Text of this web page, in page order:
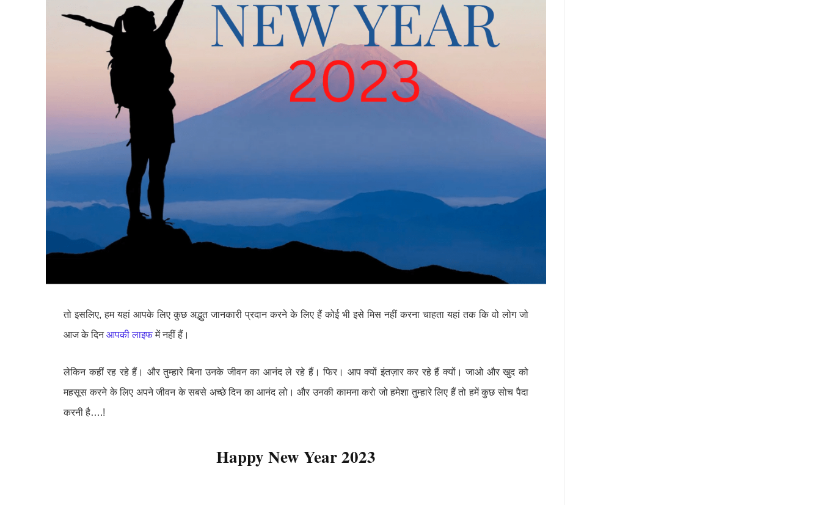
तो इसलिए, हम यहां आपके लिए कुछ अद्भुत जानकारी प्रदान करने के लिए हैं कोई भी इसे मिस नहीं करना चाहता यहां तक ​​कि वो लोग जो
आज के दिनआपकी लाइफमें नहीं हैं।
लेकिन कहीं रह रहे हैं। और तुम्हारे बिना उनके जीवन का आनंद ले रहे हैं। फिर। आप क्यों इंतज़ार कर रहे हैं क्यों। जाओ और खुद को
महसूस करने के लिए अपने जीवन के सबसे अच्छे दिन का आनंद लो। और उनकी कामना करो जो हमेशा तुम्हारे लिए हैं तो हमें कुछ सोच पैदा
करनी है….!
Happy New Year 2023